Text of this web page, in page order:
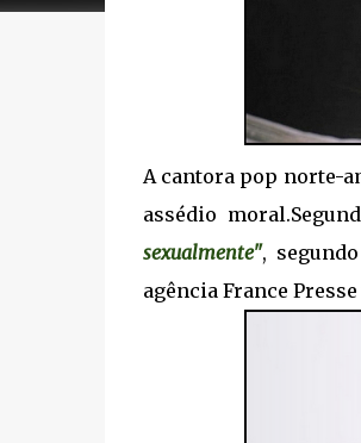
A cantora pop norte-
assédio
sexualmente",
agência France